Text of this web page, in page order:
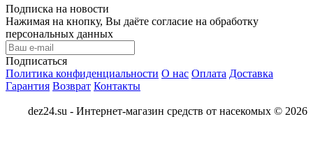
Подписка на новости
Нажимая на кнопку, Вы даёте согласие на обработку
персональных данных
Подписаться
Политика конфиденциальности О нас Оплата Доставка
Гарантия Возврат Контакты
dez24.su - Интернет-магазин средств от насекомых © 2026